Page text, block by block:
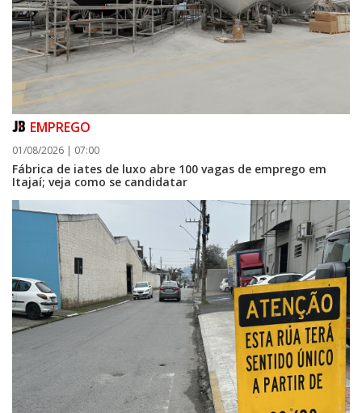
EMPREGO
01/08/2026 | 07:00
Fábrica de iates de luxo abre 100 vagas de emprego em
Itajaí; veja como se candidatar